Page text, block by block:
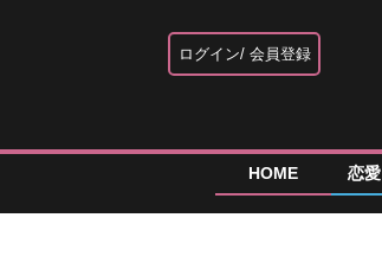
ログイン 会員登録
HOME 恋